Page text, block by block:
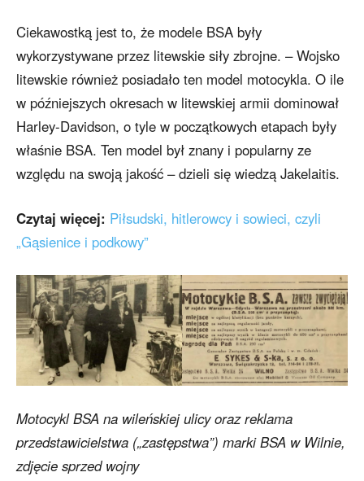
Ciekawostką jest to, że modele BSA były
wykorzystywane przez litewskie siły zbrojne. – Wojsko
litewskie również posiadało ten model motocykla. O ile
w późniejszych okresach w litewskiej armii dominował
Harley-Davidson, o tyle w początkowych etapach były
właśnie BSA. Ten model był znany i popularny ze
względu na swoją jakość – dzieli się wiedzą Jakelaitis.
Czytaj więcej: Piłsudski, hitlerowcy i sowieci, czyli
„Gąsienice i podkowy”
Motocykl BSA na wileńskiej ulicy oraz reklama
przedstawicielstwa („zastępstwa”) marki BSA w Wilnie,
zdjęcie sprzed wojny